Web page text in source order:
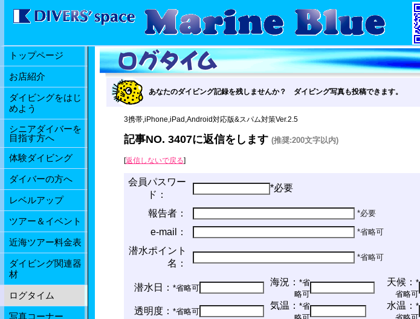
トップページ
お店紹介
ダイビングをはじ
めよう
シニアダイバーを
目指す方へ
体験ダイビング
ダイバーの方へ
レベルアップ
ツアー＆イベント
近海ツアー料金表
ダイビング関連器
材
ログタイム
写真コーナー
あなたのダイビング記録を残しませんか？ ダイビング写真も投稿できます。
3携帯,iPhone,iPad,Android対応版&スパム対策Ver.2.5
記事NO. 3407に返信をします (推奨:200文字以内)
[返信しないで戻る]
会員パスワー
ド：
*必要
報告者： *必要
e-mail： *省略可
潜水ポイント
名：
*省略可
潜水日： *省略可
海況： *省
略可
天候： *
省略可
透明度： *省略可
気温： *省
水温： *